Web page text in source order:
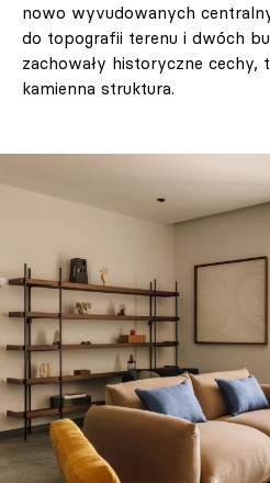
nowo wyvudowanych
do topografii terenu i dwóch
zachowały historyczne cechy,
kamienna struktura.